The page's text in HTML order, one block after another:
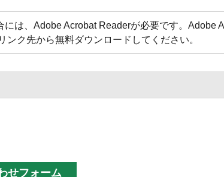
は、Adobe Acrobat Readerが必要です。Adobe
ク先から無料ダウンロードしてください。